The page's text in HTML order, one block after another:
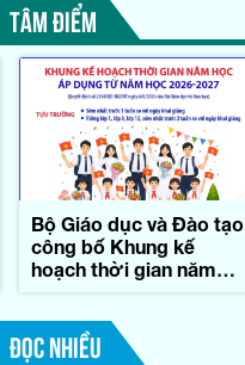
TÂM ĐIỂM
Bộ Giáo dục và Đào tạo
công bố Khung kế
hoạch thời gian năm
ĐỌC NHIỀU